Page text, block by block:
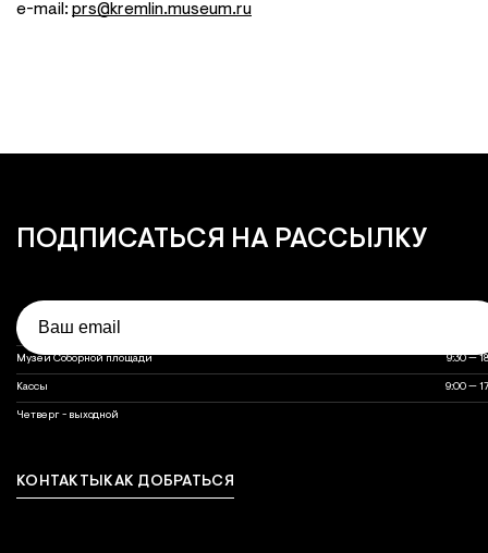
e-mail: prs@kremlin.museum.ru
ПОДПИСАТЬСЯ НА РАССЫЛКУ
Email
Часы работы объектов музея
Объект
Оружейная палата
Музеи Соборной площади 9:30 —
Кассы 9:00 —
Четверг - выходной
Связаться с нами
КОНТАКТЫКАК ДОБРАТЬСЯ